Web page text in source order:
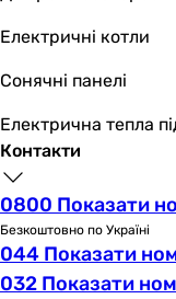
годин;
обмеженість
на межу
необхідність
ймовірність
контактують з
Кому підходить,
Електричні котли
Сонячні панелі
Електрична тепла
Контакти
0800 Показати
Безкоштовно по Україні
044 Показати
032 Показати